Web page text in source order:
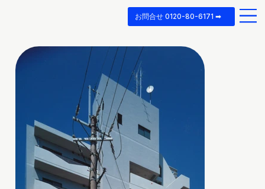
お問合せ 0120-80-6171 ➡